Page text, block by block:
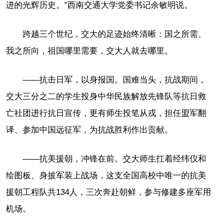
进的光辉历史。”西南交通大学党委书记余敏明说。
跨越三个世纪，交大的足迹始终清晰：国之所需、
我之所向，祖国哪里需要，交大人就去哪里。
——抗击日军，以身报国。国难当头，抗战期间，
交大三分之二的学生投身中华民族解放先锋队等抗日救
亡社团进行抗日宣传，更有师生投笔从戎，担任盟军翻
译、参加中国远征军，为抗战胜利作出贡献。
——抗美援朝，冲锋在前。交大师生扛着经纬仪和
绘图板、身披军装上战场，这支全国高校中唯一的抗美
援朝工程队共134人，三次奔赴朝鲜，参与修建多座军用
机场。